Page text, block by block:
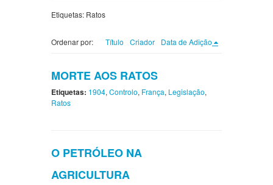
Etiquetas: Ratos
Ordenar por: Título Criador Data de Adição
MORTE AOS RATOS
Etiquetas: 1904, Controlo, França, Legislação,
Ratos
O PETRÓLEO NA
AGRICULTURA